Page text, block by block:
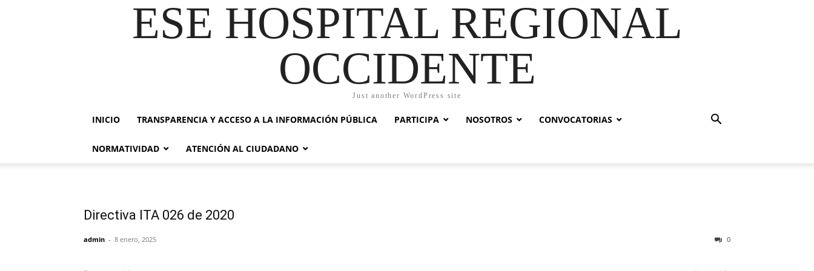
ESE HOSPITAL REGIONAL
OCCIDENTE
Just another WordPress site
INICIO TRANSPARENCIA Y ACCESO A LA INFORMACIÓN PÚBLICA PARTICIPA NOSOTROS CONVOCATORIAS
NORMATIVIDAD ATENCIÓN AL CIUDADANO
Directiva ITA 026 de 2020
admin - 8 enero, 2025 0